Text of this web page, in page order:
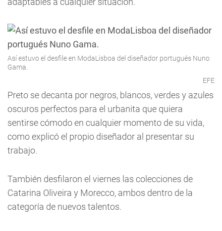
Así estuvo el desfile en ModaLisboa del diseñador portugués Nuno
Gama.
EFE
Preto se decanta por negros, blancos, verdes y azules
oscuros perfectos para el urbanita que quiera
sentirse cómodo en cualquier momento de su vida,
como explicó el propio diseñador al presentar su
trabajo.
También desfilaron el viernes las colecciones de
Catarina Oliveira y Morecco, ambos dentro de la
categoría de nuevos talentos.